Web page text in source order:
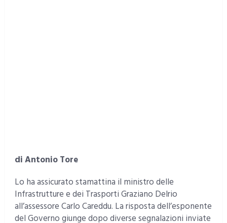
di Antonio Tore
Lo ha assicurato stamattina il ministro delle
Infrastrutture e dei Trasporti Graziano Delrio
all’assessore Carlo Careddu. La risposta dell’esponente
del Governo giunge dopo diverse segnalazioni inviate